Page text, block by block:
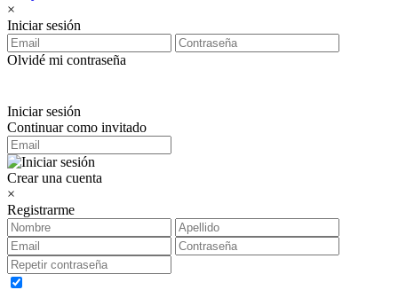
×
Iniciar sesión
Olvidé mi contraseña
Iniciar sesión
Continuar como invitado
Crear una cuenta
×
Registrarme